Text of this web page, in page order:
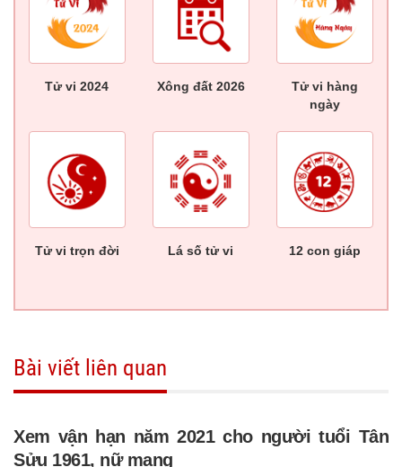
Tử vi 2024 Xông đất 2026
Tử vi hàng
ngày
Tử vi trọn đời Lá số tử vi 12 con giáp
Bài viết liên quan
Xem vận hạn năm 2021 cho người tuổi Tân
Sửu 1961, nữ mạng